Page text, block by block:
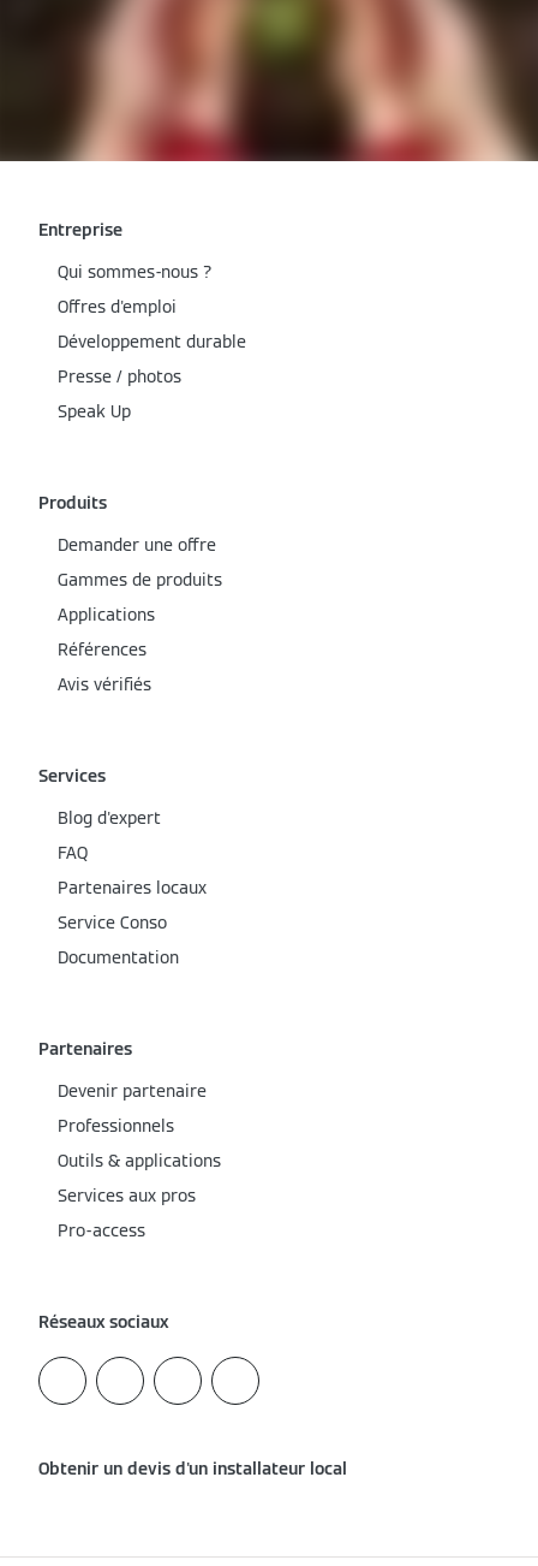
Entreprise
Qui sommes-nous ?
Offres d'emploi
Développement durable
Presse / photos
Speak Up
Produits
Demander une offre
Gammes de produits
Applications
Références
Avis vérifiés
Services
Blog d'expert
FAQ
Partenaires locaux
Service Conso
Documentation
Partenaires
Devenir partenaire
Professionnels
Outils & applications
Services aux pros
Pro-access
Réseaux sociaux
Obtenir un devis d'un installateur local